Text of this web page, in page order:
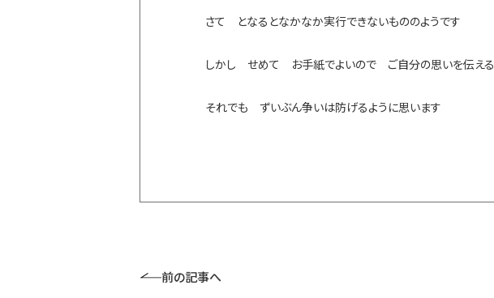
さて となるとなかなか実行できないもののようです
しかし せめて お手紙でよいので ご自分の思いを伝える
それでも ずいぶん争いは防げるように思います
前の記事へ